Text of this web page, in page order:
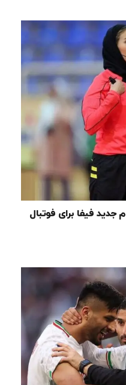
جدید فیفا برای فوتبال